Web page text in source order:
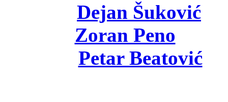
Dejan Šuković
Zoran Peno
Petar Beatović-